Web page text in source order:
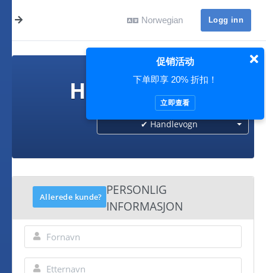
Norwegian Logg inn
Handlevogn
✔ Handlevogn
Allerede kunde? PERSONLIG
INFORMASJON
促销活动
下单即享 20% 折扣！
立即查看